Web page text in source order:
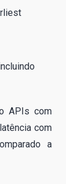
APIs com
com
a